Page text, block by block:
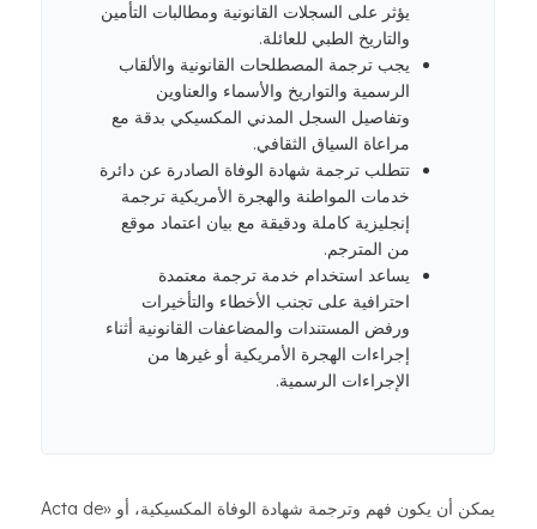
يؤثر على السجلات القانونية ومطالبات التأمين
والتاريخ الطبي للعائلة.
يجب ترجمة المصطلحات القانونية والألقاب
الرسمية والتواريخ والأسماء والعناوين
وتفاصيل السجل المدني المكسيكي بدقة مع
مراعاة السياق الثقافي.
تتطلب ترجمة شهادة الوفاة الصادرة عن دائرة
خدمات المواطنة والهجرة الأمريكية ترجمة
إنجليزية كاملة ودقيقة مع بيان اعتماد موقع
من المترجم.
يساعد استخدام خدمة ترجمة معتمدة
احترافية على تجنب الأخطاء والتأخيرات
ورفض المستندات والمضاعفات القانونية أثناء
إجراءات الهجرة الأمريكية أو غيرها من
الإجراءات الرسمية.
يمكن أن يكون فهم وترجمة شهادة الوفاة المكسيكية، أو «Acta de